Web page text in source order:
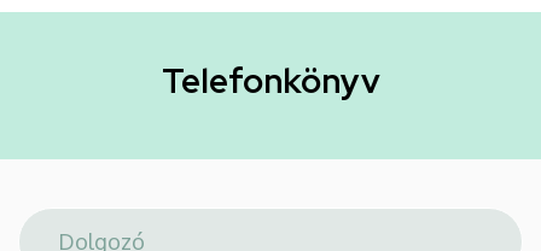
Általános
hely
Telefonkönyv